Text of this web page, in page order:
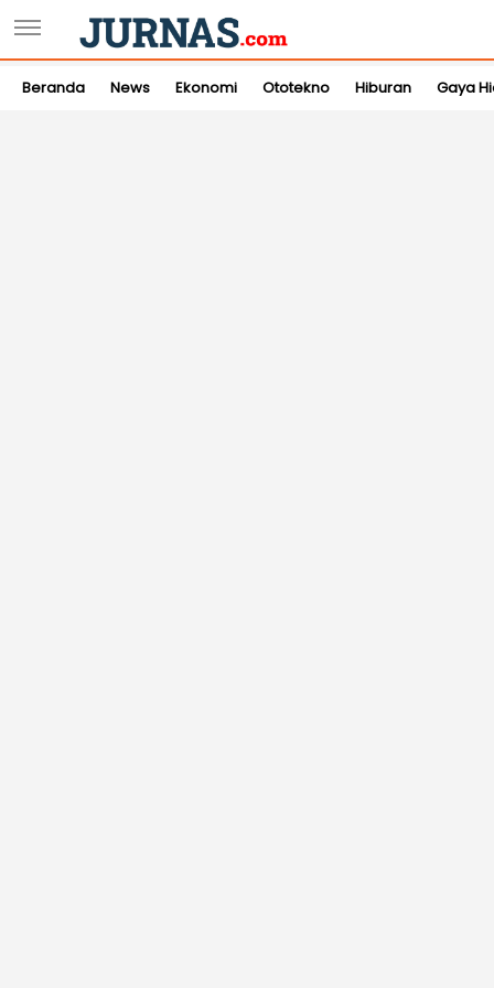
Beranda News Ekonomi Ototekno Hiburan Gaya